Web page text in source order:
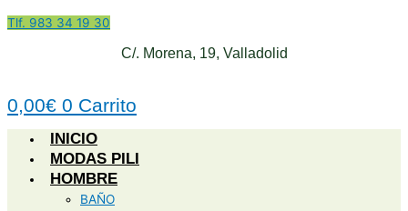
Tlf. 983 34 19 30
C/. Morena, 19, Valladolid
0,00€ 0 Carrito
INICIO
MODAS PILI
HOMBRE
BAÑO